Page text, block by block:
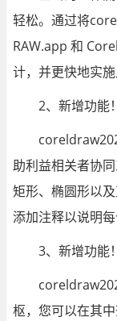
轻松。通过将
RAW.app 和
计，并更快地实施
2、新增功能
coreldraw2020
助利益相关者协
矩形、椭圆形以
添加注释以说明每
3、新增功能
枢，您可以在其